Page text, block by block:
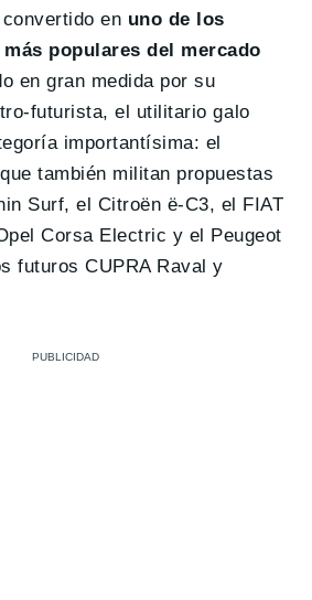
en uno de los
populares del mercado
en gran medida por su
futurista, el utilitario galo
importantísima: el
también militan propuestas
Surf, el Citroën ë-C3, el FIAT
Corsa Electric y el Peugeot
futuros CUPRA Raval y